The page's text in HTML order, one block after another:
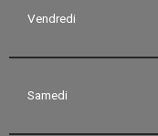
Vendredi
Samedi